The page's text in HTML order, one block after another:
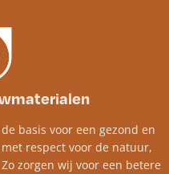
basis voor een gezond en
respect voor de natuur,
zorgen wij voor een betere